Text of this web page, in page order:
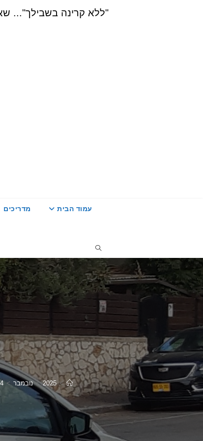
"ללא קרינה בשבילך"... שאלות, הדרכה
עמוד הבית מדריכים
>
2025
> נובמבר >
4